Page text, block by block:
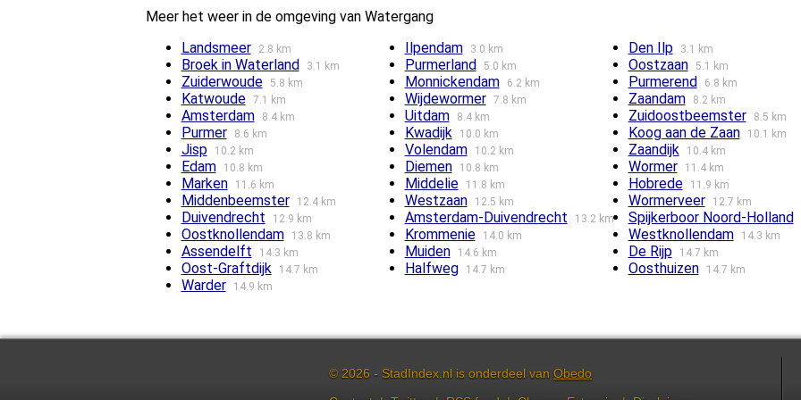
Meer het weer in de omgeving van Watergang
Landsmeer
2.8 km Ilpendam 3.0 km Den Ilp 3.1 km
Broek in Waterland 3.1 km Purmerland 5.0 km Oostzaan 5.1 km
Zuiderwoude 5.8 km Monnickendam 6.2 km Purmerend 6.8 km
Katwoude 7.1 km Wijdewormer 7.8 km Zaandam 8.2 km
Amsterdam 8.4 km Uitdam 8.4 km Zuidoostbeemster 8.5 km
Purmer 8.6 km Kwadijk 10.0 km Koog aan de Zaan 10.1 km
Jisp 10.2 km Volendam 10.2 km Zaandijk 10.4 km
Edam 10.8 km Diemen 10.8 km Wormer 11.4 km
Marken 11.6 km Middelie 11.8 km Hobrede 11.9 km
Middenbeemster 12.4 km Westzaan 12.5 km Wormerveer 12.7 km
Duivendrecht 12.9 km Amsterdam-Duivendrecht 13.2 km Spijkerboor Noord-Holland
Oostknollendam 13.8 km Krommenie 14.0 km Westknollendam 14.3 km
Assendelft 14.3 km Muiden 14.6 km De Rijp 14.7 km
Oost-Graftdijk 14.7 km Halfweg 14.7 km Oosthuizen 14.7 km
Warder 14.9 km
© 2026 - StadIndex.nl is onderdeel van Obedo